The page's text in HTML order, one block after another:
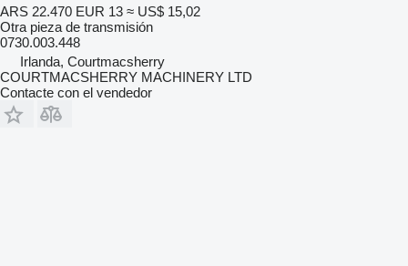
ARS 22.470 EUR 13 ≈ US$ 15,02
Otra pieza de transmisión
0730.003.448
Irlanda, Courtmacsherry
COURTMACSHERRY MACHINERY LTD
Contacte con el vendedor